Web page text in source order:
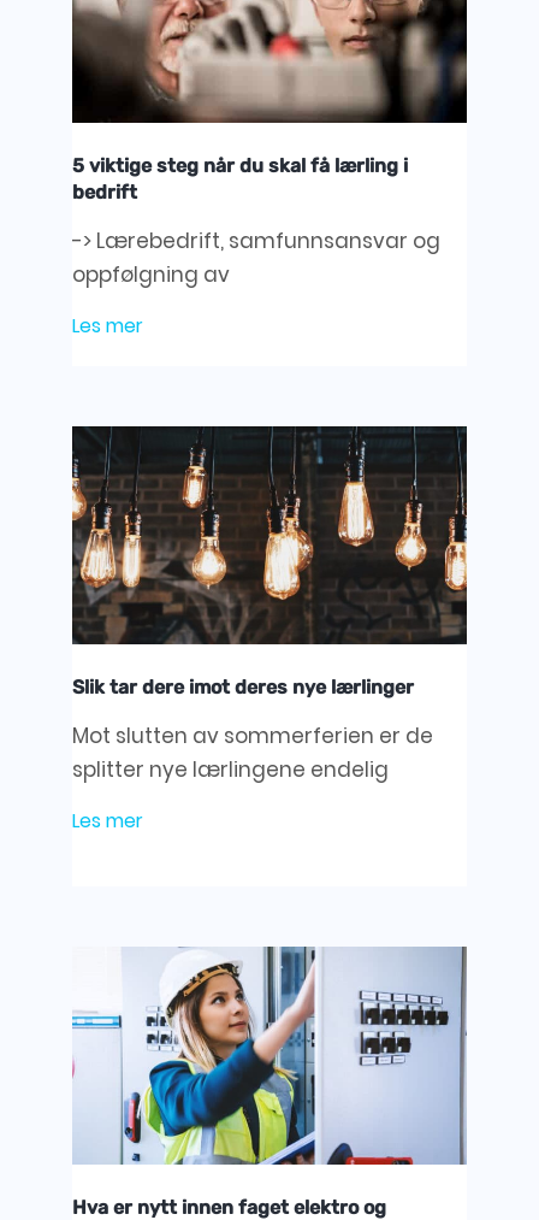
5 viktige steg når du skal få lærling i
bedrift
-> Lærebedrift, samfunnsansvar og
oppfølgning av
Les mer
Slik tar dere imot deres nye lærlinger
Mot slutten av sommerferien er de
splitter nye lærlingene endelig
Les mer
Hva er nytt innen faget elektro og